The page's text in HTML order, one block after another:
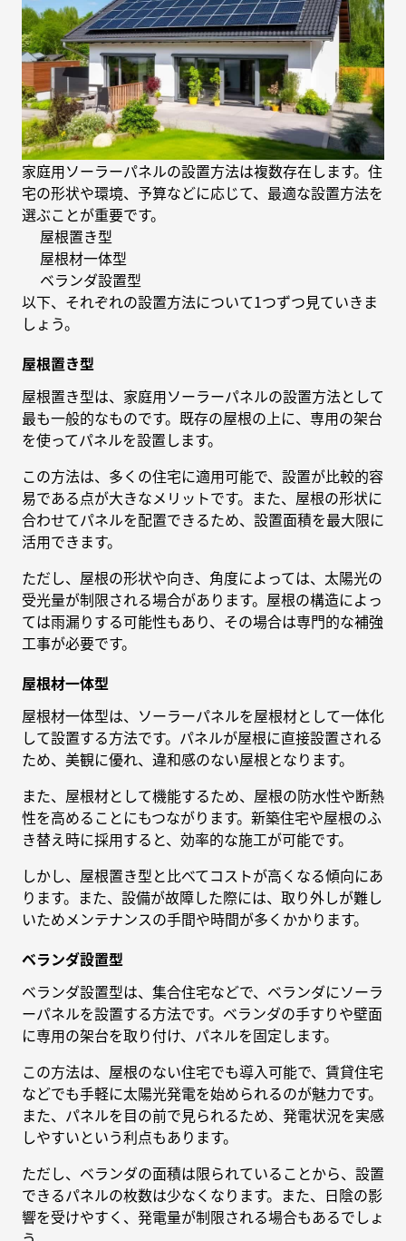
家庭用ソーラーパネルの設置方法は複数存在します。住
宅の形状や環境、予算などに応じて、最適な設置方法を
選ぶことが重要です。
屋根置き型
屋根材一体型
ベランダ設置型
以下、それぞれの設置方法について1つずつ見ていきま
しょう。
屋根置き型
屋根置き型は、家庭用ソーラーパネルの設置方法として
最も一般的なものです。既存の屋根の上に、専用の架台
を使ってパネルを設置します。
この方法は、多くの住宅に適用可能で、設置が比較的容
易である点が大きなメリットです。また、屋根の形状に
合わせてパネルを配置できるため、設置面積を最大限に
活用できます。
ただし、屋根の形状や向き、角度によっては、太陽光の
受光量が制限される場合があります。屋根の構造によっ
ては雨漏りする可能性もあり、その場合は専門的な補強
工事が必要です。
屋根材一体型
屋根材一体型は、ソーラーパネルを屋根材として一体化
して設置する方法です。パネルが屋根に直接設置される
ため、美観に優れ、違和感のない屋根となります。
また、屋根材として機能するため、屋根の防水性や断熱
性を高めることにもつながります。新築住宅や屋根のふ
き替え時に採用すると、効率的な施工が可能です。
しかし、屋根置き型と比べてコストが高くなる傾向にあ
ります。また、設備が故障した際には、取り外しが難し
いためメンテナンスの手間や時間が多くかかります。
ベランダ設置型
ベランダ設置型は、集合住宅などで、ベランダにソーラ
ーパネルを設置する方法です。ベランダの手すりや壁面
に専用の架台を取り付け、パネルを固定します。
この方法は、屋根のない住宅でも導入可能で、賃貸住宅
などでも手軽に太陽光発電を始められるのが魅力です。
また、パネルを目の前で見られるため、発電状況を実感
しやすいという利点もあります。
ただし、ベランダの面積は限られていることから、設置
できるパネルの枚数は少なくなります。また、日陰の影
響を受けやすく、発電量が制限される場合もあるでしょ